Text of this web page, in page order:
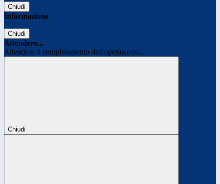
Chiudi
Informazione
Chiudi
Attendere...
Attendere il completamento dell'operazione...
Chiudi